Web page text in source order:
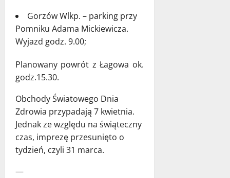
Gorzów Wlkp. – parking przy
Pomniku Adama Mickiewicza.
Wyjazd godz. 9.00;
Planowany powrót z Łagowa ok.
godz.15.30.
Obchody Światowego Dnia
Zdrowia przypadają 7 kwietnia.
Jednak ze względu na świąteczny
czas, imprezę przesunięto o
tydzień, czyli 31 marca.
—